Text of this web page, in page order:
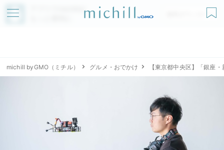
アプリでmichillが
無料ダウンロード
michill byGMO（ミチル） グルメ・おでかけ 【東京都中央区】「銀座